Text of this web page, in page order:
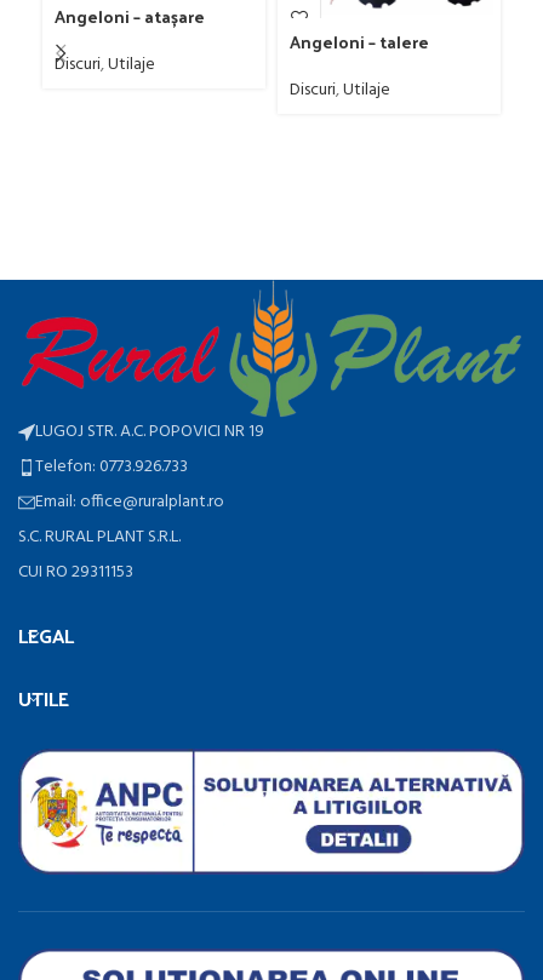
Angeloni – atașare
frontală
Discuri,Utilaje
Angeloni – talere
Discuri,Utilaje
LUGOJ STR. A.C. POPOVICI NR 19
Telefon: 0773.926.733
Email: office@ruralplant.ro
S.C. RURAL PLANT S.R.L.
CUI RO 29311153
LEGAL
UTILE